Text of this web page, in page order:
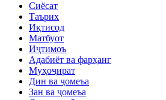
Сиёсат
Таърих
Иқтисод
Матбуот
Иҷтимоъ
Адабиёт ва фарҳанг
Муҳоҷират
Дин ва ҷомеъа
Зан ва ҷомеъа